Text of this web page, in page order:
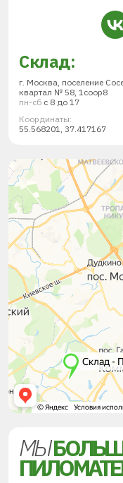
Склад:
г. Москва, поселение
квартал № 58, 1соор8
пн-сб с 8 до 17
Координаты:
55.568201, 37.417167
МЫ